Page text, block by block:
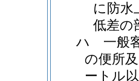
に防
低差の
ハ
一般
の便所
ートル